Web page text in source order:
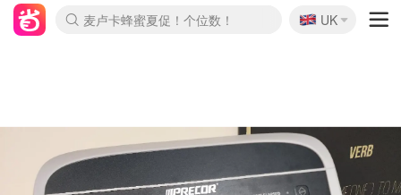
Prada/Miu 4.8折！
🇬🇧
UK